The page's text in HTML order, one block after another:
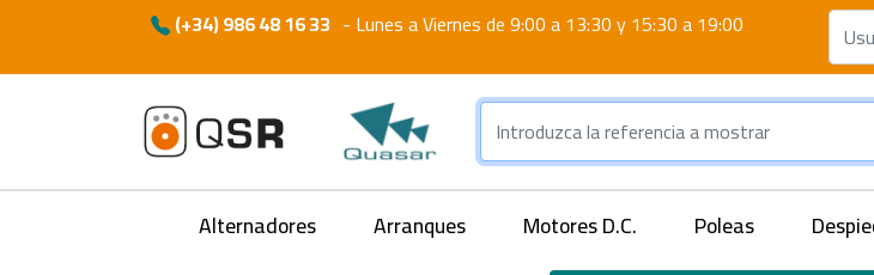
(+34) 986 48 16 33 - Lunes a Viernes de 9:00 a 13:30 y 15:30 a 19:00
Alternadores Arranques Motores D.C. Poleas